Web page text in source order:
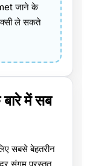
जाने के
ले सकते
में सब
सबसे बेहतरीन